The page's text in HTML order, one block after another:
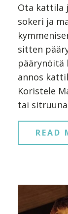
Ota kattila
sokeri ja
sitten
päärynöitä
annos
Koristele
tai
READ